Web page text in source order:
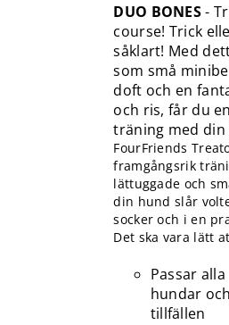
DUO BONES-
course! Trick
såklart! Med
som små
doft och en
och ris, får du
träning med din
FourFriends
framgångsrik
lättuggade och
din hund slår
socker och i en
Det ska vara lätt
Passar alla
hundar och
tillfällen